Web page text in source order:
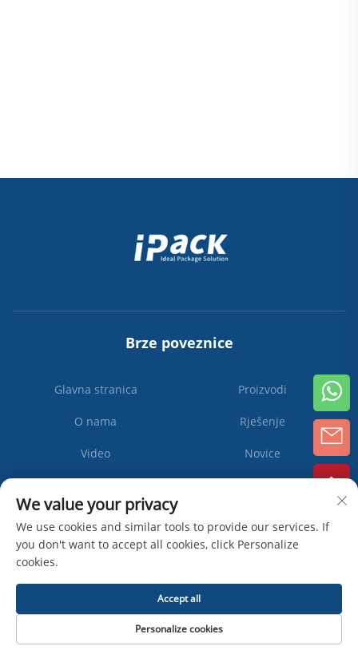
Brze poveznice
Glavna stranica Proizvodi
O nama Rješenje
Video Novice
privatnosti
We value your privacy
We use cookies and similar tools to provide our services. If
you don't want to accept all cookies, click Personalize
cookies.
Personalize cookies
Accept all